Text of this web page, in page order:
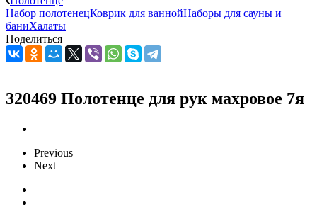
Набор полотенецКоврик для ваннойНаборы для сауны и
баниХалаты
Поделиться
320469 Полотенце для рук махровое 7я
Previous
Next